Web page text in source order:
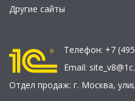
Другие сайты
Телефон: +7
Email:
Отдел продаж: г. Москва,